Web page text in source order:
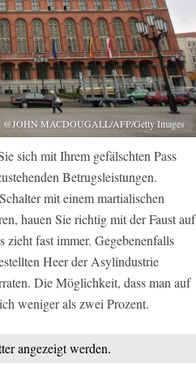
@JOHN MACDOUGALL/AFP/Getty Images
sich mit Ihrem gefälschten Pass
Betrugsleistungen.
mit einem martialischen
hauen Sie richtig mit der Faust auf
zieht fast immer. Gegebenenfalls
Heer der Asylindustrie
Die Möglichkeit, dass man auf
weniger als zwei Prozent.
angezeigt werden.